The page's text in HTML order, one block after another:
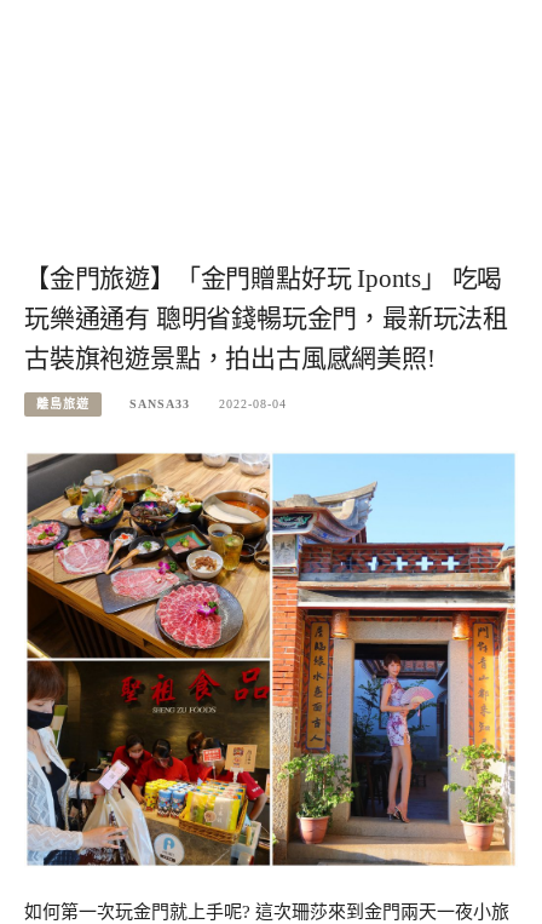
【金門旅遊】「金門贈點好玩 Iponts」 吃喝
玩樂通通有 聰明省錢暢玩金門，最新玩法租
古裝旗袍遊景點，拍出古風感網美照!
離島旅遊 SANSA33 2022-08-04
如何第一次玩金門就上手呢? 這次珊莎來到金門兩天一夜小旅